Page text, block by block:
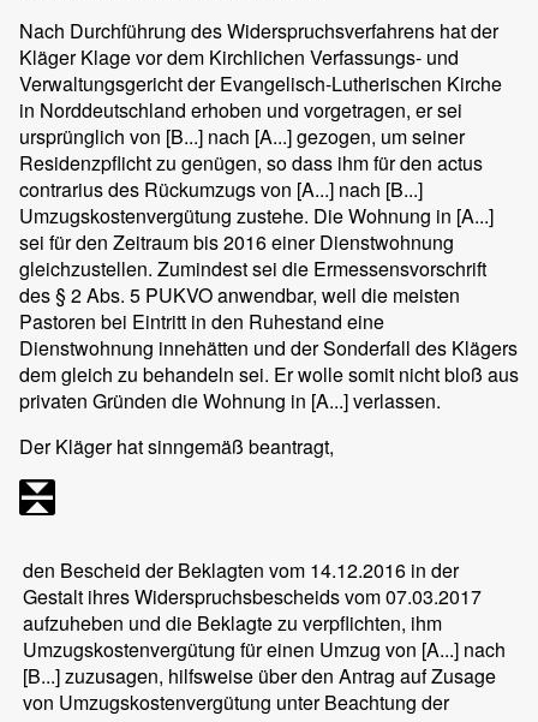
Nach Durchführung des Widerspruchsverfahrens hat der
Kläger Klage vor dem Kirchlichen Verfassungs- und
Verwaltungsgericht der Evangelisch-Lutherischen Kirche
in Norddeutschland erhoben und vorgetragen, er sei
ursprünglich von [B...] nach [A...] gezogen, um seiner
Residenzpflicht zu genügen, so dass ihm für den actus
contrarius des Rückumzugs von [A...] nach [B...]
Umzugskostenvergütung zustehe. Die Wohnung in [A...]
sei für den Zeitraum bis 2016 einer Dienstwohnung
gleichzustellen. Zumindest sei die Ermessensvorschrift
des § 2 Abs. 5 PUKVO anwendbar, weil die meisten
Pastoren bei Eintritt in den Ruhestand eine
Dienstwohnung innehätten und der Sonderfall des Klägers
dem gleich zu behandeln sei. Er wolle somit nicht bloß aus
privaten Gründen die Wohnung in [A...] verlassen.
Der Kläger hat sinngemäß beantragt,
den Bescheid der Beklagten vom 14.12.2016 in der
Gestalt ihres Widerspruchsbescheids vom 07.03.2017
aufzuheben und die Beklagte zu verpflichten, ihm
Umzugskostenvergütung für einen Umzug von [A...] nach
[B...] zuzusagen, hilfsweise über den Antrag auf Zusage
von Umzugskostenvergütung unter Beachtung der